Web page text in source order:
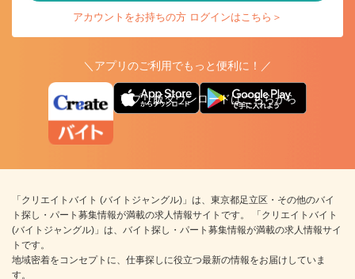
アカウントをお持ちの方 ログインはこちら＞
＼アプリのご利用でもっと便利に！／
アプリ版ダウンロードはこちらから
「クリエイトバイト (バイトジャングル)」は、東京都足立区・その他のバイ
ト探し・パート募集情報が満載の求人情報サイトです。 「クリエイトバイト
(バイトジャングル)」は、バイト探し・パート募集情報が満載の求人情報サイ
トです。
地域密着をコンセプトに、仕事探しに役立つ最新の情報をお届けしていま
す。